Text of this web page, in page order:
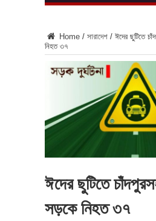
Home / সারাদেশ / ঈদের ছুটিতে
নিহত ৩৭
ঈদের ছুটিতে
সড়কে নিহত ৩৭